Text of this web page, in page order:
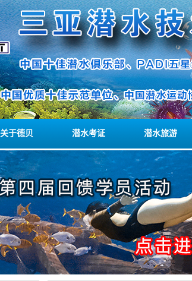
关于德贝 潜水考证 潜水旅游